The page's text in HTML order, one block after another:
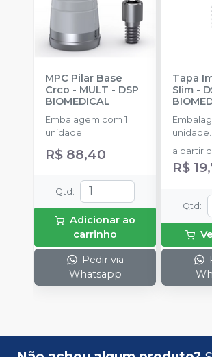
MPC Pilar Base
Crco - MULT - DSP
BIOMEDICAL
Embalagem com 1
unidade.
R$ 88,40
Qtd :
Adicionar ao
carrinho
Pedir via
Whatsapp
Tapa
Slim-
unidade.
a partir
R$
Qtd :